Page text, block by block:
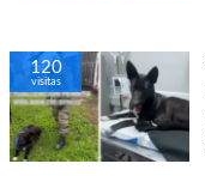
120
visitas